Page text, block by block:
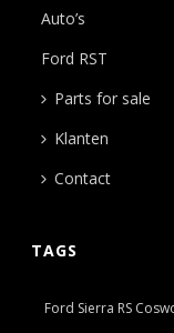
Auto’s
Ford RST
Parts for sale
Klanten
Contact
TAGS
Ford Sierra RS